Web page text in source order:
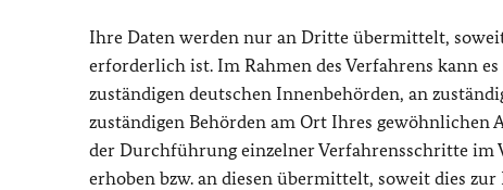
Ihre Daten werden nur an Dritte übermittelt,
erforderlich ist. Im Rahmen des Verfahrens kann
zuständigen deutschen Innenbehörden, an
zuständigen Behörden am Ort Ihres
der Durchführung einzelner Verfahrensschritte im
erhoben bzw. an diesen übermittelt, soweit dies